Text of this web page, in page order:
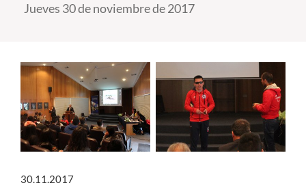
Formación Continua
Académicos
Funcionarios
Alumni
English
Jueves 30 de noviembre de 2017
30.11.2017